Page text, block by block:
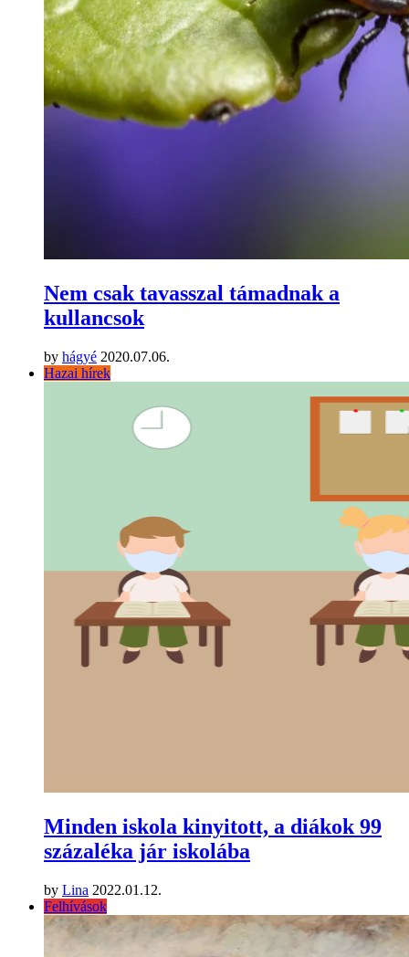
Nem csak tavasszal támadnak a
kullancsok
by hágyé 2020.07.06.
Hazai hírek
Minden iskola kinyitott, a diákok 99
százaléka jár iskolába
by Lina 2022.01.12.
Felhívások